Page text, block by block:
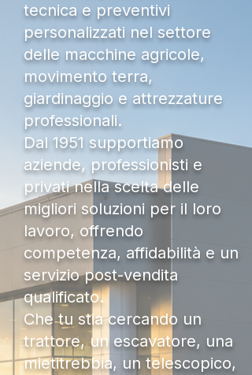
tecnica e preventivi
personalizzati nel settore
delle macchine agricole,
movimento terra,
giardinaggio e attrezzature
professionali.
Dal 1951 supportiamo
aziende, professionisti e
privati nella scelta delle
migliori soluzioni per il loro
lavoro, offrendo
competenza, affidabilità e un
servizio post-vendita
qualificato.
Che tu stia cercando un
trattore, un escavatore, una
mietitrebbia, un telescopico,